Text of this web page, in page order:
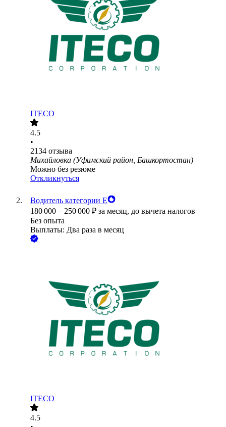
ITECO
4.5
•
2134 отзыва
Михайловка (Уфимский район, Башкортостан)
Можно без резюме
Откликнуться
Водитель категории Е
180 000 – 250 000 ₽ за месяц, до вычета налогов
Без опыта
Выплаты: Два раза в месяц
ITECO
4.5